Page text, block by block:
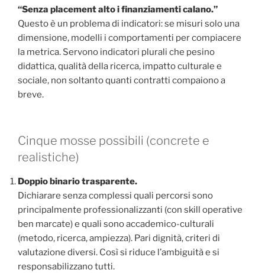
“Senza placement alto i finanziamenti calano.”
Questo è un problema di indicatori: se misuri solo una
dimensione, modelli i comportamenti per compiacere
la metrica. Servono indicatori plurali che pesino
didattica, qualità della ricerca, impatto culturale e
sociale, non soltanto quanti contratti compaiono a
breve.
Cinque mosse possibili (concrete e
realistiche)
Doppio binario trasparente.
Dichiarare senza complessi quali percorsi sono
principalmente professionalizzanti (con skill operative
ben marcate) e quali sono accademico-culturali
(metodo, ricerca, ampiezza). Pari dignità, criteri di
valutazione diversi. Così si riduce l’ambiguità e si
responsabilizzano tutti.